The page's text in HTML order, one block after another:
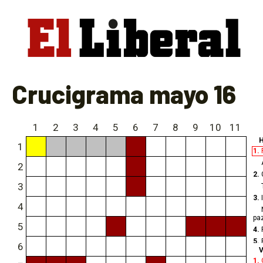
Crucigrama mayo 16
1.
2.
3.
4.
5.
1.
1 2 3 4 5 6 7 8 9 10
11
1
2
3
4
5
6